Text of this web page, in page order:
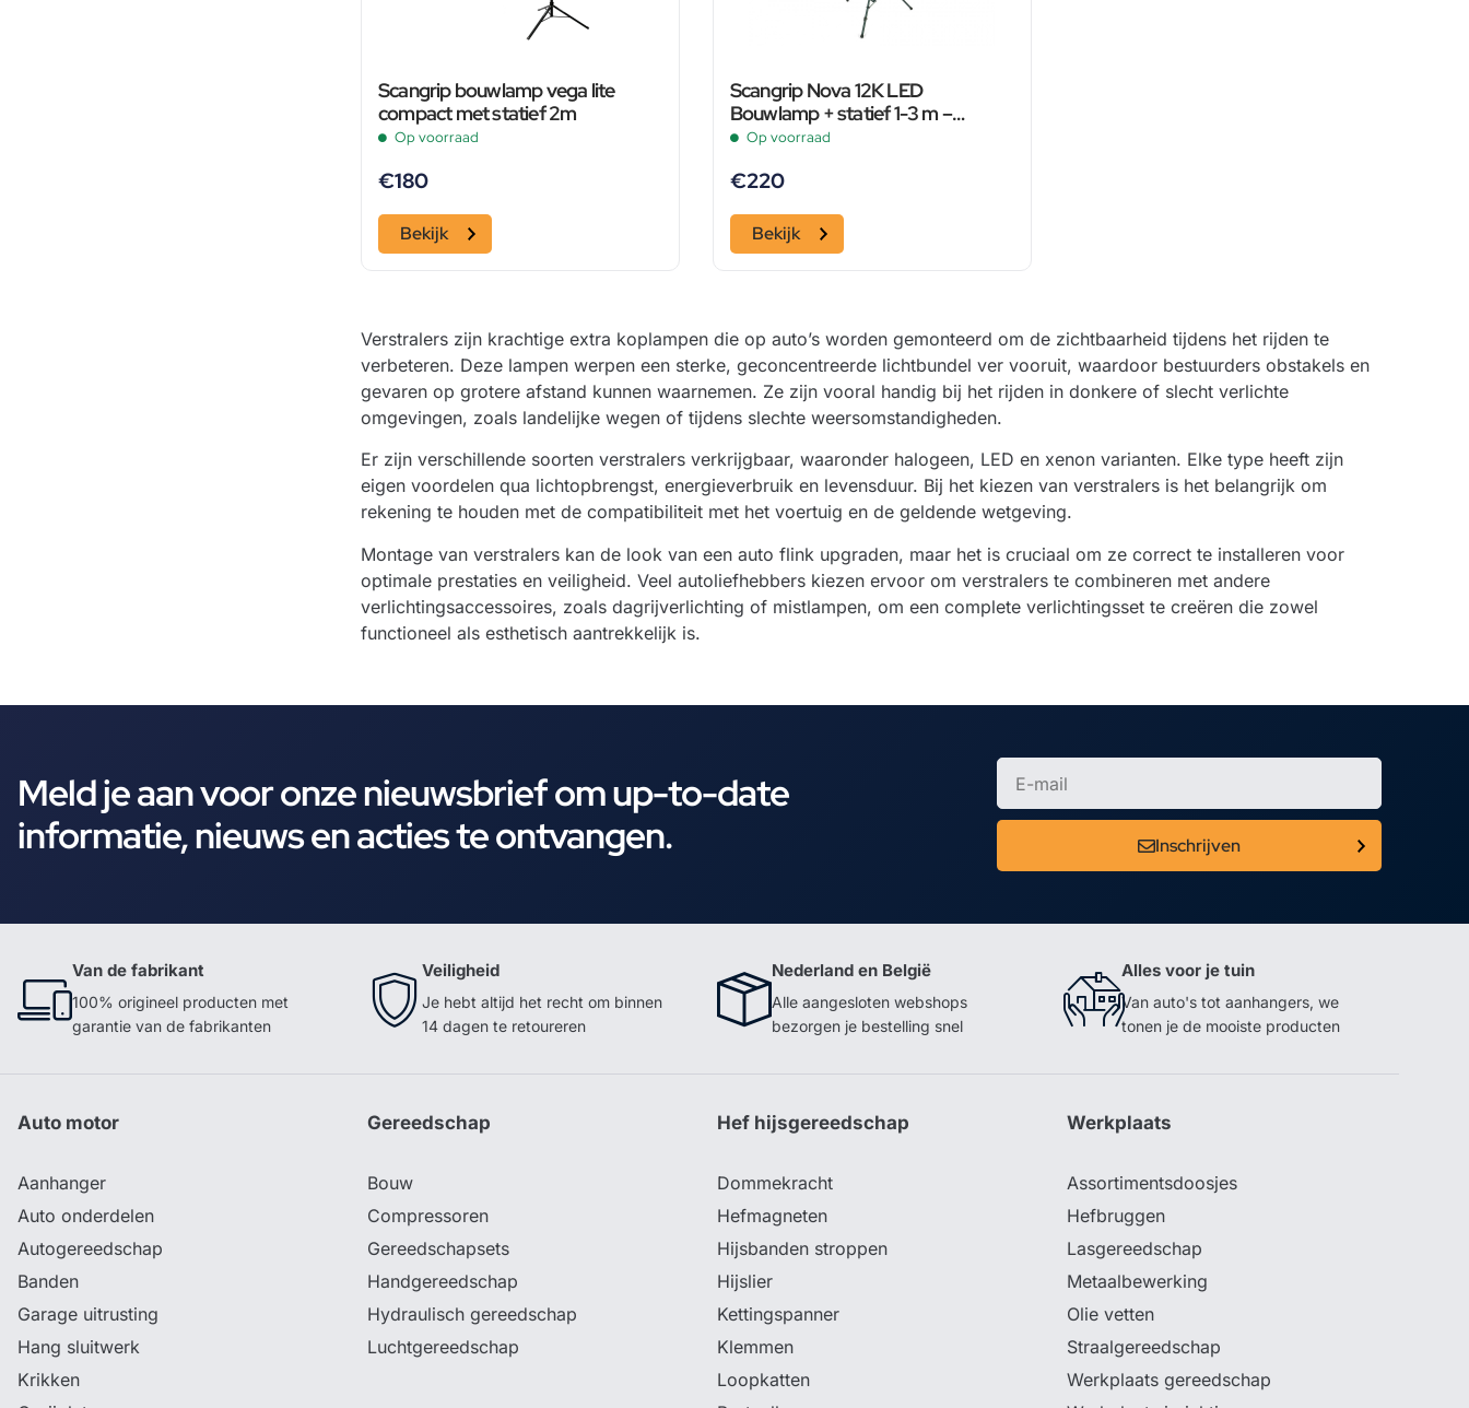
Scangrip bouwlamp vega lite
compact met statief 2m
Op voorraad
€180
Bekijk
Scangrip Nova 12K LED
Bouwlamp + statief 1-3 m –
Dimbaar – 10000Lm
Op voorraad
€220
Bekijk
Verstralers zijn krachtige extra koplampen die op auto’s worden gemonteerd om de zichtbaarheid tijdens het rijden te
verbeteren. Deze lampen werpen een sterke, geconcentreerde lichtbundel ver vooruit, waardoor bestuurders obstakels en
gevaren op grotere afstand kunnen waarnemen. Ze zijn vooral handig bij het rijden in donkere of slecht verlichte
omgevingen, zoals landelijke wegen of tijdens slechte weersomstandigheden.
Er zijn verschillende soorten verstralers verkrijgbaar, waaronder halogeen, LED en xenon varianten. Elke type heeft zijn
eigen voordelen qua lichtopbrengst, energieverbruik en levensduur. Bij het kiezen van verstralers is het belangrijk om
rekening te houden met de compatibiliteit met het voertuig en de geldende wetgeving.
Montage van verstralers kan de look van een auto flink upgraden, maar het is cruciaal om ze correct te installeren voor
optimale prestaties en veiligheid. Veel autoliefhebbers kiezen ervoor om verstralers te combineren met andere
verlichtingsaccessoires, zoals dagrijverlichting of mistlampen, om een complete verlichtingsset te creëren die zowel
functioneel als esthetisch aantrekkelijk is.
Meld je aan voor onze nieuwsbrief om up-to-date
informatie, nieuws en acties te ontvangen.
Inschrijven
Van de fabrikant
100% origineel producten met
garantie van de fabrikanten
Veiligheid
Je hebt altijd het recht om binnen
14 dagen te retoureren
Nederland en België
Alle aangesloten webshops
bezorgen je bestelling snel
Alles voor je tuin
Van auto's tot aanhangers, we
tonen je de mooiste producten
Auto motor
Aanhanger
Auto onderdelen
Autogereedschap
Banden
Garage uitrusting
Hang sluitwerk
Krikken
Gereedschap
Bouw
Compressoren
Gereedschapsets
Handgereedschap
Hydraulisch gereedschap
Luchtgereedschap
Hef hijsgereedschap
Dommekracht
Hefmagneten
Hijsbanden stroppen
Hijslier
Kettingspanner
Klemmen
Loopkatten
Werkplaats
Assortimentsdoosjes
Hefbruggen
Lasgereedschap
Metaalbewerking
Olie vetten
Straalgereedschap
Werkplaats gereedschap